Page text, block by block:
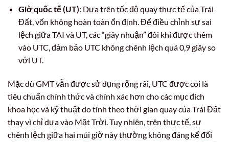
Giờ quốc tế (UT): Dựa trên tốc độ quay thực tế của Trái
Đất, vốn không hoàn toàn ổn định. Để điều chỉnh sự sai
lệch giữa TAI và UT, các “giây nhuận” đôi khi được thêm
vào UTC, đảm bảo UTC không chênh lệch quá 0,9 giây so
với UT.
Mặc dù GMT vẫn được sử dụng rộng rãi, UTC được coi là
tiêu chuẩn chính thức và chính xác hơn cho các mục đích
khoa học và kỹ thuật do tính theo thời gian quay của Trái Đất
thay vì chỉ dựa vào Mặt Trời. Tuy nhiên, trên thực tế, sự
chênh lệch giữa hai múi giờ này thường không đáng kể đối